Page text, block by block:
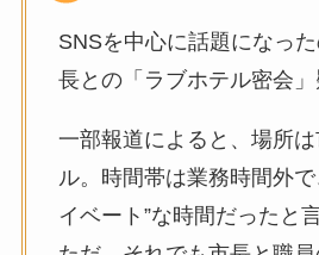
SNSを中心に話題になっ
長との「ラブホテル密会」
一部報道によると、場所
ル。時間帯は業務時間外で
イベート”な時間だったと